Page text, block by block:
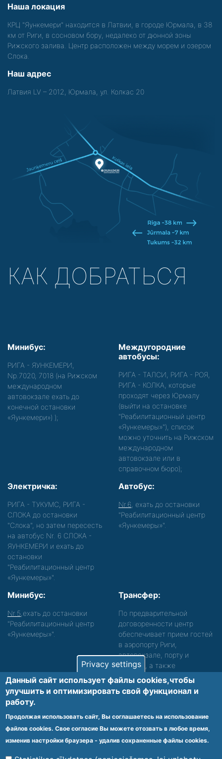
Наша локация
КРЦ "Яункемери" находится в Латвии, в городе Юрмала, в 38
км от Риги, в сосновом бору, недалеко от дюнной зоны
Рижского залива. Центр расположен между морем и озером
Слока.
Наш адрес
Латвия LV – 2012, Юрмала, ул. Колкас 20
КАК ДОБРАТЬСЯ
Минибус:
РИГА - ЯУНКЕМЕРИ,
Nр.7020, 7018 (на Рижском
международном
автовокзале ехать до
конечной остановки
«Яункемери») );
Междугородние
автобусы:
РИГА - ТАЛСИ, РИГА - РОЯ,
РИГА - КОЛКА, которые
проходят через Юрмалу
(выйти на остановке
"Реабилитационный центр
«Яункемеры»"), список
можно уточнить на Рижском
международном
автовокзале или в
справочном бюро);
Электричка:
РИГА - ТУКУМС, РИГА -
СЛОКА до остановки
"Слока", но затем пересесть
на автобус Nr. 6 СЛОКА -
ЯУНКЕМЕРИ и ехать до
остановки
"Реабилитационный центр
«Яункемеры»".
Автобус:
Nr.6 , ехать до остановки
"Реабилитационный центр
«Яункемеры»".
Минибус:
Nr.5 ,ехать до остановки
"Реабилитационный центр
«Яункемеры»".
Трансфер:
По предварительной
договоренности центр
обеспечивает прием гостей
в аэропорту Риги,
автовокзале, порту и
вокзале, а также
сопровождение. Просьба
звонить, чтобы уточнить
детали.
Обеспечиваем доступность среды для лиц с
функциональными нарушениями.
Footer Vietnes karte Noteikumi un privātuma politika
Privacy settings
Данный сайт использует файлы cookies,чтобы
улучшить и оптимизировать cвой функционал и
работу.
Продолжая использовать сайт, Вы соглашаетесь на использование
файлов cookies. Свое согласие Вы можете отозвать в любое время,
изменив настройки браузера - удалив сохраненные файлы cookies.